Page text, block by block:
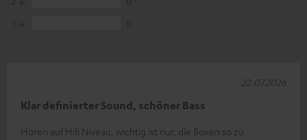
Klar definierter Sound, schöner Bass
Hören auf Hifi Niveau, wichtig ist nur, die Boxen so zu
22.07.2026